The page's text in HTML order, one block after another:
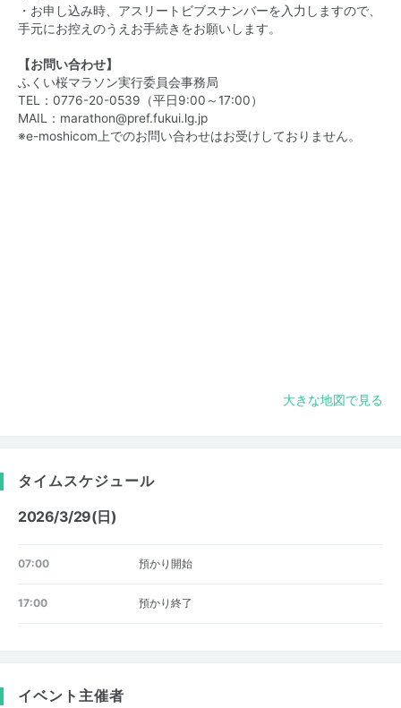
・お申し込み時、アスリートビブスナンバーを入力しますので、
手元にお控えのうえお手続きをお願いします。
【お問い合わせ】
ふくい桜マラソン実行委員会事務局
TEL：0776-20-0539（平日9:00～17:00）
MAIL：marathon@pref.fukui.lg.jp
※e-moshicom上でのお問い合わせはお受けしておりません。
大きな地図で見る
タイムスケジュール
2026/3/29(日)
07:00 預かり開始
17:00 預かり終了
イベント主催者